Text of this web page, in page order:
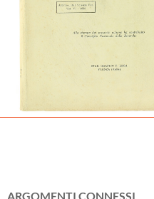
ARGOMENTI CONNESSI